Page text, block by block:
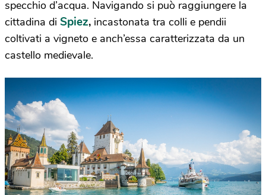
specchio d’acqua. Navigando si può raggiungere la
cittadina di Spiez, incastonata tra colli e pendii
coltivati a vigneto e anch’essa caratterizzata da un
castello medievale.